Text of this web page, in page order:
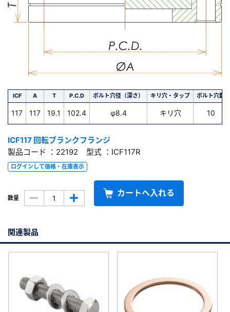
ICF A T P.C.D ボルト穴径（深さ） キリ穴・タップ ボルト穴数
117 117 19.1 102.4 φ8.4 キリ穴 10
ICF117 回転ブランクフランジ
製品コード ：22192 型式 ：ICF117R
ログインして価格・在庫表示
数量 カートへ入れる
関連製品